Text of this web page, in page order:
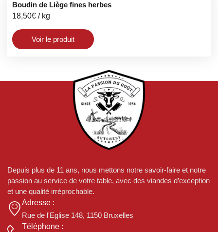
Boudin de Liège fines herbes
18,50€ / kg
Voir le produit
Depuis plus de 11 ans, nous mettons notre savoir-faire et notre
passion au service de votre table, avec des viandes d’exception
et une qualité irréprochable.
Adresse :
Rue de l'Eglise 148, 1150 Bruxelles
Téléphone :